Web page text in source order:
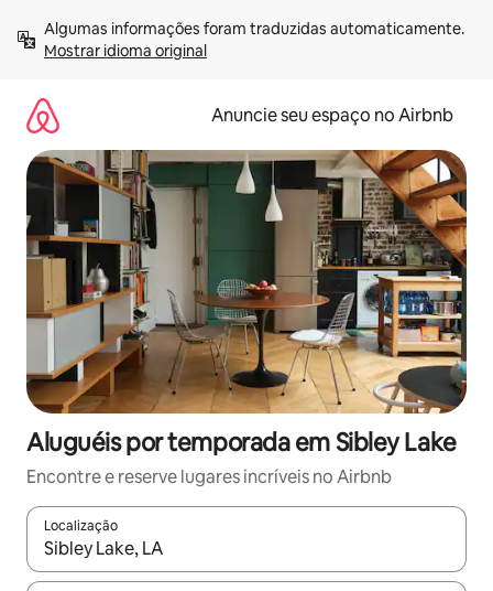
para
Mostrar idioma original
Anuncie seu espaço no Airbnb
Aluguéis por temporada em Sibley Lake
Encontre e reserve lugares incríveis no Airbnb
Localização
Quando os resultados estiverem disponíveis, explore-os